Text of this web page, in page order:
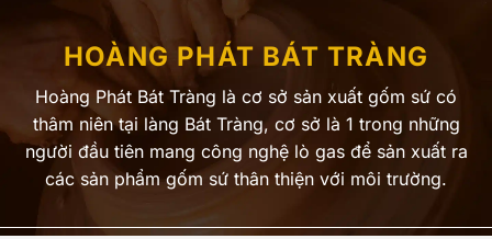
HOÀNG PHÁT BÁT TRÀNG
Hoàng Phát Bát Tràng là cơ sở sản xuất gốm sứ có
thâm niên tại làng Bát Tràng, cơ sở là 1 trong những
người đầu tiên mang công nghệ lò gas để sản xuất ra
các sản phẩm gốm sứ thân thiện với môi trường.